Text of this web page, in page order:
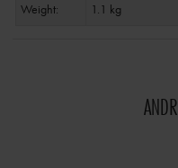
Weight:
1.1 kg